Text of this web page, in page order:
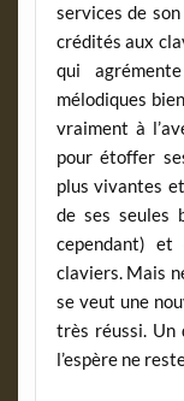
services de
crédités aux
qui
mélodiques
vraiment à
pour étoffer
plus vivantes
de ses seules
cependant) et
claviers. Mais
se veut une
très réussi. Un
l’espère ne